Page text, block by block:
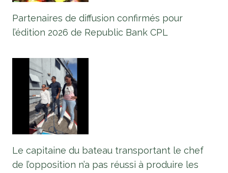
Partenaires de diffusion confirmés pour
l’édition 2026 de Republic Bank CPL
Le capitaine du bateau transportant le chef
de l’opposition n’a pas réussi à produire les